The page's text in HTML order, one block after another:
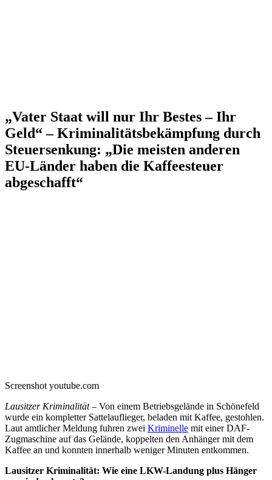
„Vater Staat will nur Ihr Bestes – Ihr
Geld“ – Kriminalitätsbekämpfung durch
Steuersenkung: „Die meisten anderen
EU-Länder haben die Kaffeesteuer
abgeschafft“
Screenshot youtube.com
Lausitzer Kriminalität– Von einem Betriebsgelände in Schönefeld
wurde ein kompletter Sattelauflieger, beladen mit Kaffee, gestohlen.
Laut amtlicher Meldung fuhren zwei Kriminelle mit einer DAF-
Zugmaschine auf das Gelände, koppelten den Anhänger mit dem
Kaffee an und konnten innerhalb weniger Minuten entkommen.
Lausitzer Kriminalität: Wie eine LKW-Landung plus Hänger